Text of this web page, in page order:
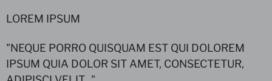
LOREM IPSUM
"NEQUE PORRO QUISQUAM EST QUI DOLOREM
IPSUM QUIA DOLOR SIT AMET, CONSECTETUR,